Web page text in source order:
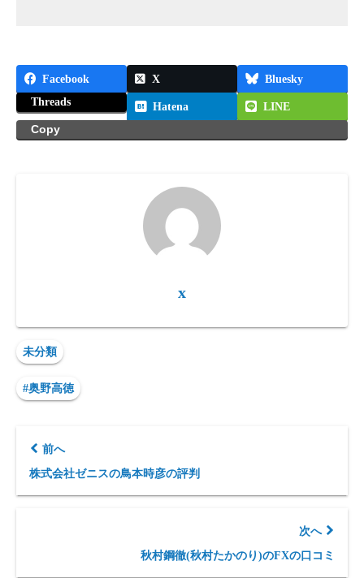
Facebook X
Bluesky
Threads
Hatena
LINE
Copy
x
未分類
#奥野高徳
前へ
株式会社ゼニスの鳥本時彦の評判
次へ
秋村鋼徹(秋村たかのり)のFXの口コミ